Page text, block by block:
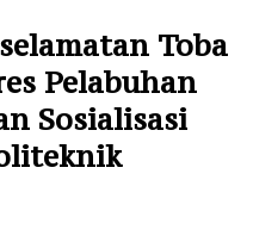
Toba
Pelabuhan
Sosialisasi